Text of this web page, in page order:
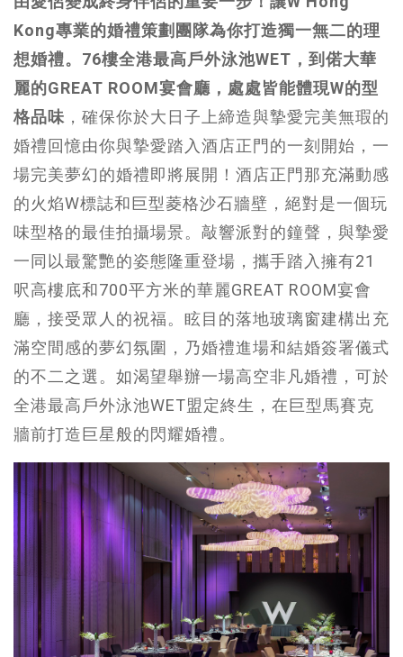
Kong專業的婚禮策劃團隊為你打造獨一無二的理
想婚禮。76樓全港最高戶外泳池WET，到偌大華
麗的GREAT ROOM宴會廳，處處皆能體現W的型
格品味 ，確保你於大日子上締造與摯愛完美無瑕的
婚禮回憶由你與摯愛踏入酒店正門的一刻開始，一
場完美夢幻的婚禮即將展開！酒店正門那充滿動感
的火焰W標誌和巨型菱格沙石牆壁，絕對是一個玩
味型格的最佳拍攝場景。敲響派對的鐘聲，與摯愛
一同以最驚艷的姿態隆重登場，攜手踏入擁有21
呎高樓底和700平方米的華麗GREAT ROOM宴會
廳，接受眾人的祝福。眩目的落地玻璃窗建構出充
滿空間感的夢幻氛圍，乃婚禮進場和結婚簽署儀式
的不二之選。如渴望舉辦一場高空非凡婚禮，可於
全港最高戶外泳池WET盟定終生，在巨型馬賽克
牆前打造巨星般的閃耀婚禮。